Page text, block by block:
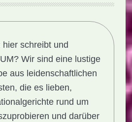
hier schreibt und
Wir sind eine lustige
aus leidenschaftlichen
die es lieben,
rund um
und darüber